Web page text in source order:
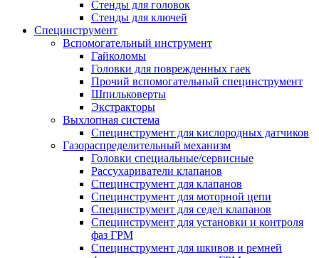
Стенды для головок
Стенды для ключей
Специнструмент
Вспомогательный инструмент
Гайколомы
Головки для поврежденных гаек
Прочий вспомогательный специнструмент
Шпильковерты
Экстракторы
Выхлопная система
Специнструмент для кислородных датчиков
Газораспределительный механизм
Головки специальные/сервисные
Рассухариватели клапанов
Специнструмент для клапанов
Специнструмент для моторной цепи
Специнструмент для седел клапанов
Специнструмент для установки и контроля
фаз ГРМ
Специнструмент для шкивов и ремней